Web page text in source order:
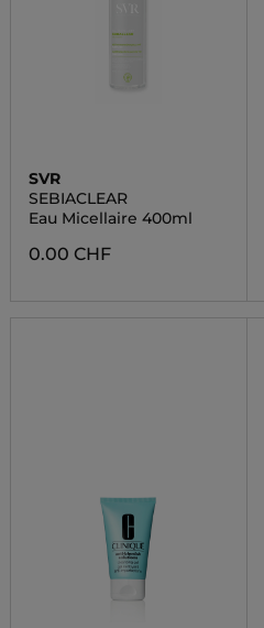
SVR
SEBIACLEAR
Eau Micellaire 400ml
0.00 CHF